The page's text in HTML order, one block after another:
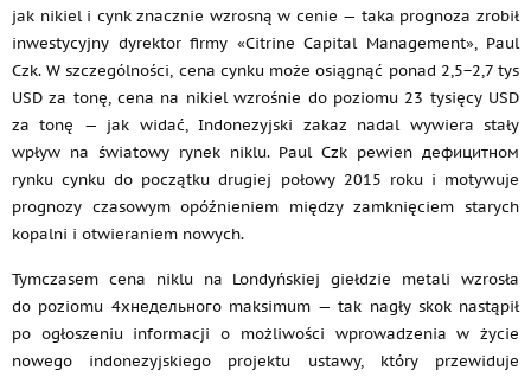
jak nikiel i cynk znacznie wzrosną w cenie — taka prognoza zrobił
inwestycyjny dyrektor firmy «Citrine Capital Management», Paul
Czk. W szczególności, cena cynku może osiągnąć ponad 2,5−2,7 tys
USD za tonę, cena na nikiel wzrośnie do poziomu 23 tysięcy USD
za tonę — jak widać, Indonezyjski zakaz nadal wywiera stały
wpływ na światowy rynek niklu. Paul Czk pewien дефицитном
rynku cynku do początku drugiej połowy 2015 roku i motywuje
prognozy czasowym opóźnieniem między zamknięciem starych
kopalni i otwieraniem nowych.
Tymczasem cena niklu na Londyńskiej giełdzie metali wzrosła
do poziomu 4хнедельного maksimum — tak nagły skok nastąpił
po ogłoszeniu informacji o możliwości wprowadzenia w życie
nowego indonezyjskiego projektu ustawy, który przewiduje